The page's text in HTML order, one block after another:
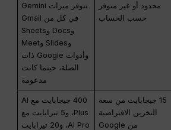
محدود أو غير متوفر
حسب الحساب
تتوفر ميزات Gemini
في كل من Gmail
وDocs وSheets
وSlides وMeet
وأدوات Google ذات
الصلة، حيثما كانت
مدعومة
15 جيجابايت من سعة
التخزين الافتراضية
من Google
400 جيجابايت مع AI
Plus، و5 تيرابايت مع
AI Pro، و20 تيرابايت